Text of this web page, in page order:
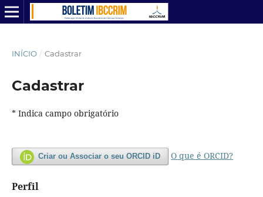
INÍCIO / Cadastrar
Cadastrar
* Indica campo obrigatório
Criar ou Associar o seu ORCID iD O que é ORCID?
Perfil